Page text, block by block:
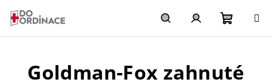
obsah
HledatPřihlášení
košík
Goldman-Fox zahnuté